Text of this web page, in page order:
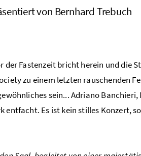
von Bernhard Trebuch
der Fastenzeit bricht herein und die
zu einem letzten rauschenden
sein... Adriano
entfacht. Es ist kein stilles Konzert,